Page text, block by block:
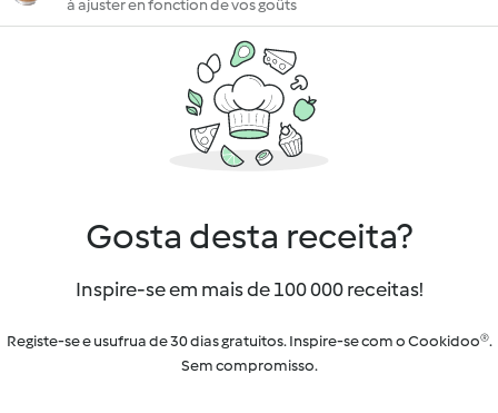
à ajuster en fonction de vos goûts
Gosta desta receita?
Inspire-se em mais de 100 000 receitas!
Registe-se e usufrua de 30 dias gratuitos. Inspire-se com o Cookidoo®.
Sem compromisso.